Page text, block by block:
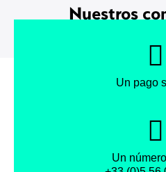
Nuestros
Un pago
Un